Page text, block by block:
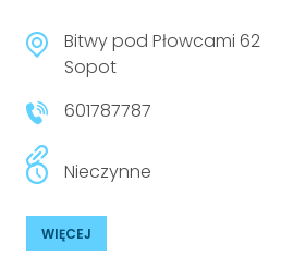
Bitwy pod Płowcami 62
Sopot
601787787
Nieczynne
WIĘCEJ